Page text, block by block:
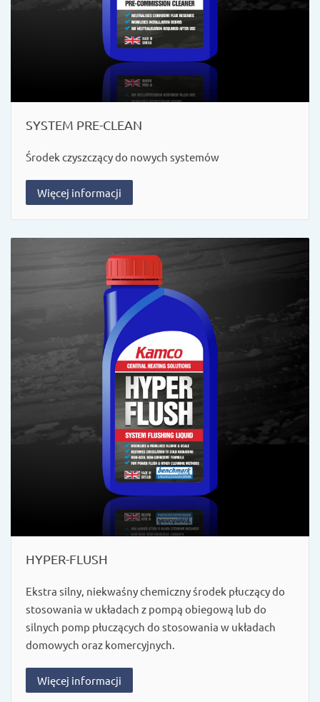
SYSTEM PRE-CLEAN
Środek czyszczący do nowych systemów
Więcej informacji
HYPER-FLUSH
Ekstra silny, niekwaśny chemiczny środek płuczący do
stosowania w układach z pompą obiegową lub do
silnych pomp płuczących do stosowania w układach
domowych oraz komercyjnych.
Więcej informacji